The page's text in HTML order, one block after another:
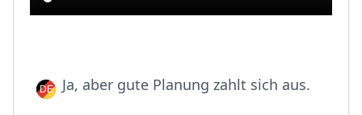
Ja, aber gute Planung zahlt sich aus.